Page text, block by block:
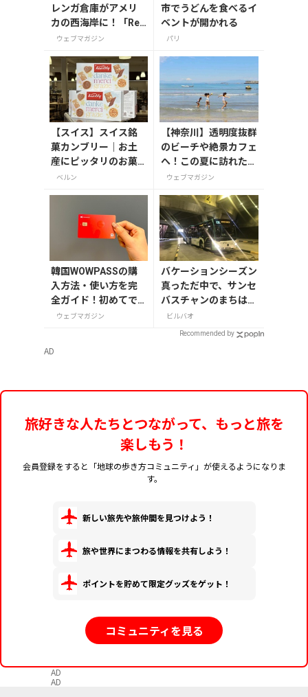
レンガ倉庫がアメリ
カの西海岸に！「Red
Brick Sunset 2026」
ウェブマガジン
市でうどんを食べるイ
ベントが開かれる
パリ
【スイス】スイス銘
菓カンブリー｜お土
産にピッタリのお菓
子からカンブリー・
ベルン
【神奈川】透明度抜群
のビーチや絶景カフェ
へ！この夏に訪れたい
三浦半島の穴場スポッ
ウェブマガジン
韓国WOWPASSの購
入方法・使い方を完
全ガイド！初めてで
も迷わない
ウェブマガジン
バケーションシーズン
真っただ中で、サンセ
バスチャンのまちはた
くさんの人でにぎわっ
ています。
ビルバオ
Recommended by
AD
旅好きな人たちとつながって、もっと旅を
楽しもう！
会員登録をすると「地球の歩き方コミュニティ」が使えるようになりま
す。
新しい旅先や旅仲間を見つけよう！
旅や世界にまつわる情報を共有しよう！
ポイントを貯めて限定グッズをゲット！
コミュニティを見る
AD
AD